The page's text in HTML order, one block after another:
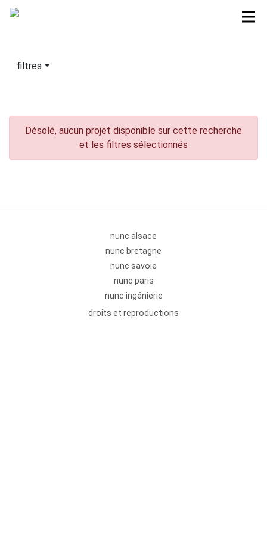
filtres
Désolé, aucun projet disponible sur cette recherche
et les filtres sélectionnés
nunc alsace
nunc bretagne
nunc savoie
nunc paris
nunc ingénierie
droits et reproductions